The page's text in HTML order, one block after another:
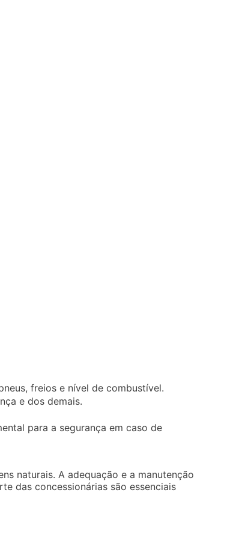
freios e nível de combustível.
e dos demais.
para a segurança em caso de
naturais. A adequação e a manutenção
das concessionárias são essenciais